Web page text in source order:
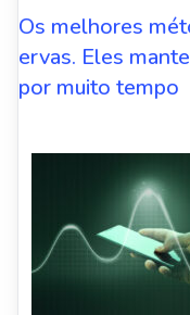
Os melhores
ervas. Eles
por muito tempo